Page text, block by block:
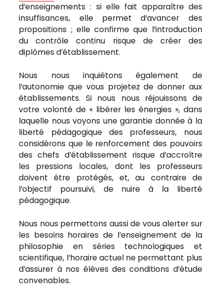
d’enseignements : si elle fait apparaître des
insuffisances, elle permet d’avancer des
propositions ; elle confirme que l’introduction
du contrôle continu risque de créer des
diplômes d’établissement.
Nous nous inquiétons également de
l’autonomie que vous projetez de donner aux
établissements. Si nous nous réjouissons de
votre volonté de « libérer les énergies », dans
laquelle nous voyons une garantie donnée à la
liberté pédagogique des professeurs, nous
considérons que le renforcement des pouvoirs
des chefs d’établissement risque d’accroître
les pressions locales, dont les professeurs
doivent être protégés, et, au contraire de
l’objectif poursuivi, de nuire à la liberté
pédagogique.
Nous nous permettons aussi de vous alerter sur
les besoins horaires de l’enseignement de la
philosophie en séries technologiques et
scientifique, l’horaire actuel ne permettant plus
d’assurer à nos élèves des conditions d’étude
convenables.